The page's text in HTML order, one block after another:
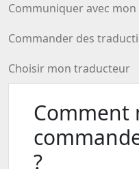
Communiquer avec
Commander des
Choisir mon traducteur
Comment
?